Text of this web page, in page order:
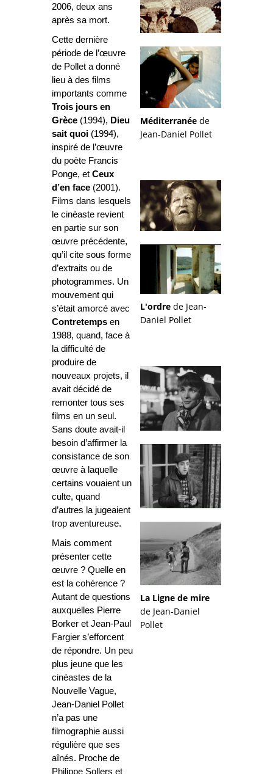
2006, deux ans
après sa mort.
Cette dernière
période de l’œuvre
de Pollet a donné
lieu à des films
importants comme
Trois jours en
Grèce (1994), Dieu
sait quoi (1994),
inspiré de l’œuvre
du poète Francis
Ponge, et Ceux
d’en face (2001).
Films dans lesquels
le cinéaste revient
en partie sur son
œuvre précédente,
qu’il cite sous forme
d’extraits ou de
photogrammes. Un
mouvement qui
s’était amorcé avec
Contretemps en
1988, quand, face à
la difficulté de
produire de
nouveaux projets, il
avait décidé de
remonter tous ses
films en un seul.
Sans doute avait-il
besoin d’affirmer la
consistance de son
œuvre à laquelle
certains vouaient un
culte, quand
d’autres la jugeaient
trop aventureuse.
Mais comment
présenter cette
œuvre ? Quelle en
est la cohérence ?
Autant de questions
auxquelles Pierre
Borker et Jean-Paul
Fargier s’efforcent
de répondre. Un peu
plus jeune que les
cinéastes de la
Nouvelle Vague,
Jean-Daniel Pollet
n’a pas une
filmographie aussi
régulière que ses
aînés. Proche de
Philippe Sollers et
Méditerranéede
Jean-Daniel Pollet
L'ordre de Jean-
Daniel Pollet
La Ligne de mire
de Jean-Daniel
Pollet